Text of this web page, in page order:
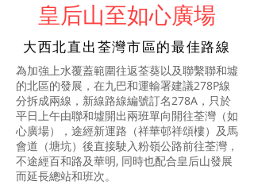
​皇后山至如心廣場
​大西北直出荃灣市區的最佳路線
為加強上水覆蓋範圍往返荃葵以及聯繫聯和墟
的北區的發展，在九巴和運輸署建議278P線
分拆成兩線，新線路線編號訂名278A，只於
平日上午由聯和墟開出兩班單向開往荃灣（如
心廣場），途經新運路 （祥華邨祥頌樓）及馬
會道 （塘坑）後直接駛入粉嶺公路前往荃灣，
不途經百和路及華明, 同時也配合皇后山發展
而延長總站和班次。